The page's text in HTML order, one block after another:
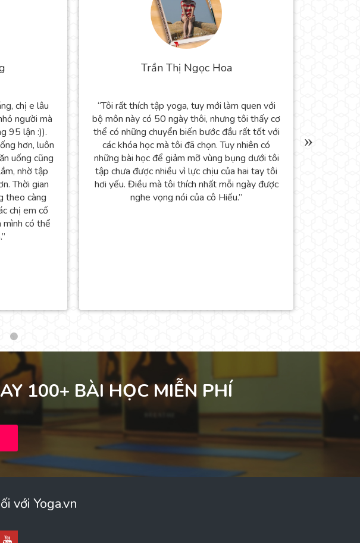
chị e lâu
người mà
95 lận :)).
hơn, luôn
uống cũng
nhờ tập
Thời gian
theo càng
chị em cố
có thể
Trần Thị Ngọc Hoa
“Tôi rất thích tập yoga, tuy mới làm quen với
bộ môn này có 50 ngày thôi, nhưng tôi thấy cơ
thể có những chuyển biến bước đầu rất tốt với
các khóa học mà tôi đã chọn. Tuy nhiên có
những bài học để giảm mỡ vùng bụng dưới tôi
tập chưa được nhiều vì lực chịu của hai tay tôi
hơi yếu. Điều mà tôi thích nhất mỗi ngày được
nghe vọng nói của cô Hiếu.”
100+ BÀI HỌC MIỄN PHÍ
với Yoga.vn